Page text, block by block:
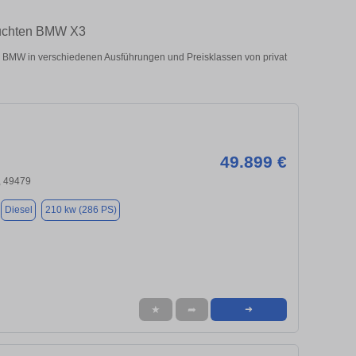
BMW X3
in verschiedenen Ausführungen und Preisklassen von privat
49.899 €
49479
Diesel 210 kw (286 PS)
★ ➦ ➜